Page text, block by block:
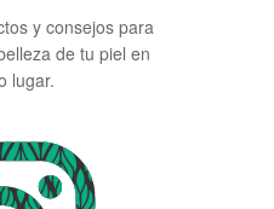
y consejos para
de tu piel en
lugar.